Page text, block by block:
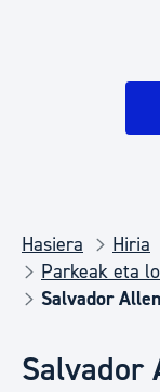
Hasiera Hiria
Parkeak eta
Salvador
Salvador